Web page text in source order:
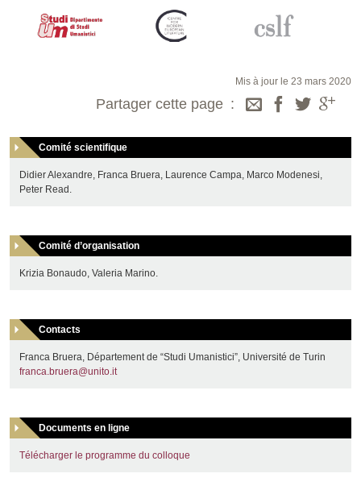
Mis à jour le 23 mars 2020
Partager cette page
Comité scientifique
Didier Alexandre, Franca Bruera, Laurence Campa, Marco Modenesi,
Peter Read.
Comité d’organisation
Krizia Bonaudo, Valeria Marino.
Contacts
Franca Bruera, Département de “Studi Umanistici”, Université de Turin
franca.bruera@unito.it
Documents en ligne
Télécharger le programme du colloque